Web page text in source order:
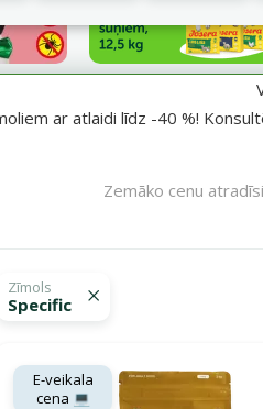
ar atlaidi līdz -40 %!
Zemāko cenu
Atlasītie filtri
Zīmols
Specific
E-veikala
cena 💻